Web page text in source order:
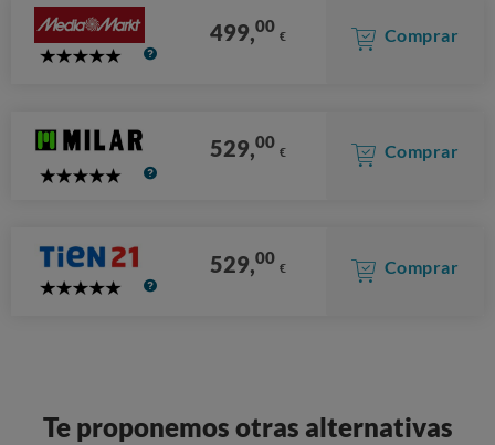
5
499,00 € Comprar
5
529,00 € Comprar
5
529,00 € Comprar
Te proponemos otras alternativas